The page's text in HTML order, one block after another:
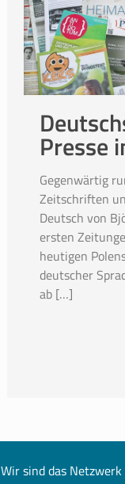
Presse
Gegenwärtig
Zeitschriften
Deutsch von
ersten
heutigen
deutscher
ab[…]
Wir sind das Netzwerk